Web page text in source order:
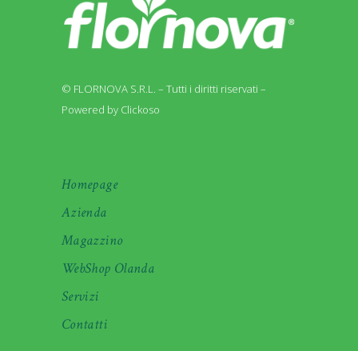
© FLORNOVA S.R.L. – Tutti i diritti riservati –
Powered by Clickoso
Homepage
Azienda
Magazzino
WebShop Olanda
Servizi
Contatti